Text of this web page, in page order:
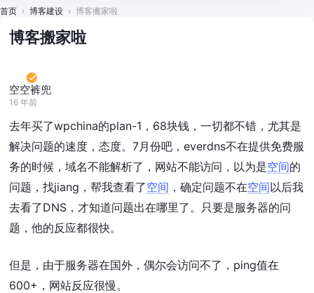
首页 › 博客建设 › 博客搬家啦
博客搬家啦
空空裤兜
16 年前
去年买了wpchina的plan-1，68块钱，一切都不错，尤其是
解决问题的速度，态度。7月份吧，everdns不在提供免费服
务的时候，域名不能解析了，网站不能访问，以为是空间的
问题，找jiang，帮我查看了空间 ，确定问题不在空间以后我
去看了DNS，才知道问题出在哪里了。只要是服务器的问
题，他的反应都很快。
但是，由于服务器在国外，偶尔会访问不了，ping值在
600+，网站反应很慢。